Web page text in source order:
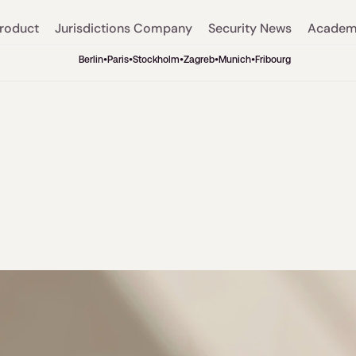
Jurisdictions Company Security News
Berlin•Paris•Stockholm•Zagreb •
Munich
• Fribourg